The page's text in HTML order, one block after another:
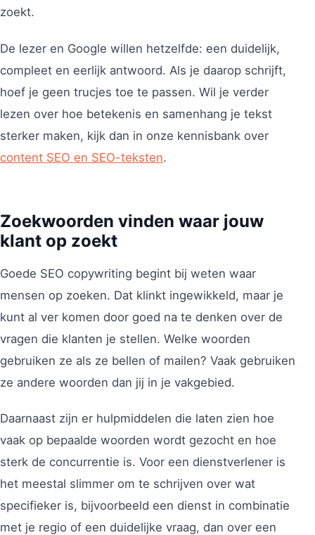
zoekt.
De lezer en Google willen hetzelfde: een duidelijk,
compleet en eerlijk antwoord. Als je daarop schrijft,
hoef je geen trucjes toe te passen. Wil je verder
lezen over hoe betekenis en samenhang je tekst
sterker maken, kijk dan in onze kennisbank over
content SEO en SEO-teksten.
Zoekwoorden vinden waar jouw
klant op zoekt
Goede SEO copywriting begint bij weten waar
mensen op zoeken. Dat klinkt ingewikkeld, maar je
kunt al ver komen door goed na te denken over de
vragen die klanten je stellen. Welke woorden
gebruiken ze als ze bellen of mailen? Vaak gebruiken
ze andere woorden dan jij in je vakgebied.
Daarnaast zijn er hulpmiddelen die laten zien hoe
vaak op bepaalde woorden wordt gezocht en hoe
sterk de concurrentie is. Voor een dienstverlener is
het meestal slimmer om te schrijven over wat
specifieker is, bijvoorbeeld een dienst in combinatie
met je regio of een duidelijke vraag, dan over een